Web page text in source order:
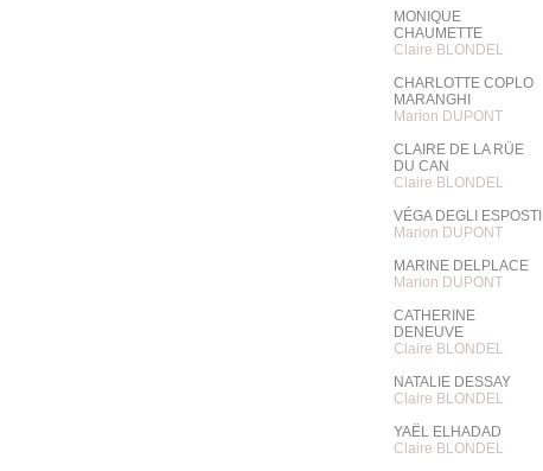
MONIQUE
CHAUMETTE
Claire BLONDEL
CHARLOTTE COPLO
MARANGHI
Marion DUPONT
CLAIRE DE LA RÜE
DU CAN
Claire BLONDEL
VÉGA DEGLI ESPOSTI
Marion DUPONT
MARINE DELPLACE
Marion DUPONT
CATHERINE
DENEUVE
Claire BLONDEL
NATALIE DESSAY
Claire BLONDEL
YAËL ELHADAD
Claire BLONDEL